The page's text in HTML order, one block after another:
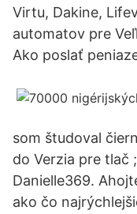
Virtu, Dakine,
automatov pre
Ako poslať
som študoval
do Verzia pre tlač
Danielle369.
ako čo